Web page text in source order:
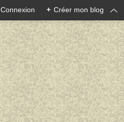
Connexion + Créer mon blog